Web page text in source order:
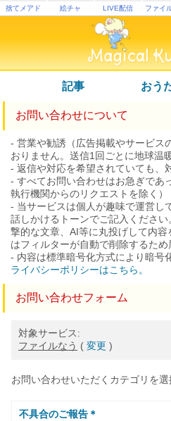
捨てメアド 絵チャ LIVE配信 ファイ
記事 おう
お問い合わせについて
- 営業や勧誘（広告掲載やサービス
おりません。送信1回ごとに地球温
- 返信や対応を希望されていても、
- すべてお問い合わせはお急ぎであ
執行機関からのリクエストを除く）
- 当サービスは個人が趣味で運営し
話しかけるトーンでご記入くださ
撃的な文章、AI等に丸投げして内
はフィルターが自動で削除するため
- 内容は標準暗号化方式により暗号
ライバシーポリシーはこちら。
お問い合わせフォーム
対象サービス:
ファイルなう ( 変更 )
お問い合わせいただくカテゴリを
不具合のご報告＊